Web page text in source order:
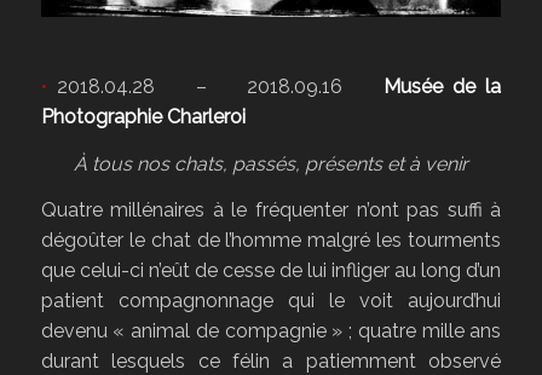
• 2018.04.28 – 2018.09.16
Musée de la
Photographie Charleroi
À tous nos chats, passés, présents et à venir
Quatre millénaires à le fréquenter n’ont pas suffi à
dégoûter le chat de l’homme malgré les tourments
que celui-ci n’eût de cesse de lui infliger au long d’un
patient compagnonnage qui le voit aujourd’hui
devenu « animal de compagnie » ; quatre mille ans
durant lesquels ce félin a patiemment observé